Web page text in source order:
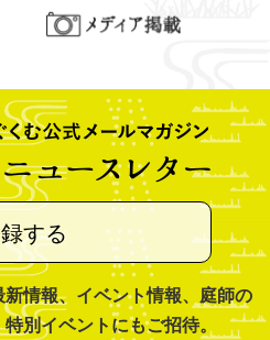
する
情報、イベント情報、庭師の
別イベントにもご招待。